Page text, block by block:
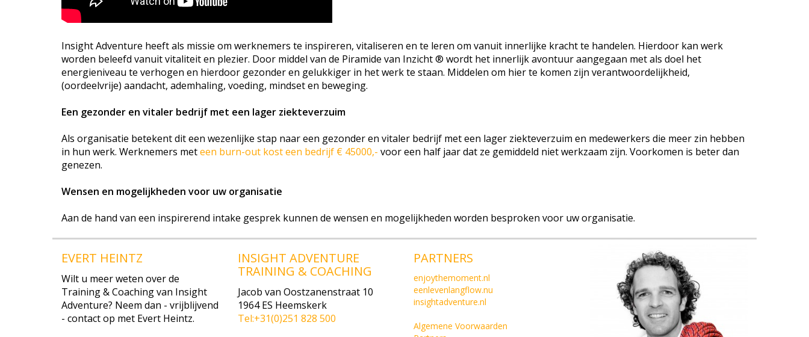
Insight Adventure heeft als missie om werknemers te inspireren, vitaliseren en te leren om vanuit innerlijke kracht te handelen. Hierdoor kan werk
worden beleefd vanuit vitaliteit en plezier. Door middel van de Piramide van Inzicht ® wordt het innerlijk avontuur aangegaan met als doel het
energieniveau te verhogen en hierdoor gezonder en gelukkiger in het werk te staan. Middelen om hier te komen zijn verantwoordelijkheid,
(oordeelvrije) aandacht, ademhaling, voeding, mindset en beweging.
Een gezonder en vitaler bedrijf met een lager ziekteverzuim
Als organisatie betekent dit een wezenlijke stap naar een gezonder en vitaler bedrijf met een lager ziekteverzuim en medewerkers die meer zin hebben
in hun werk. Werknemers meteen burn-out kost een bedrijf € 45000,- voor een half jaar dat ze gemiddeld niet werkzaam zijn. Voorkomen is beter dan
genezen.
Wensen en mogelijkheden voor uw organisatie
Aan de hand van een inspirerend intake gesprek kunnen de wensen en mogelijkheden worden besproken voor uw organisatie.
EVERT HEINTZ
Wilt u meer weten over de
Training & Coaching van Insight
Adventure? Neem dan - vrijblijvend
- contact op met Evert Heintz.
INSIGHT ADVENTURE
TRAINING & COACHING
Jacob van Oostzanenstraat 10
1964 ES Heemskerk
Tel:+31(0)251 828 500
PARTNERS
enjoythemoment.nl
eenlevenlangflow.nu
insightadventure.nl
Algemene Voorwaarden